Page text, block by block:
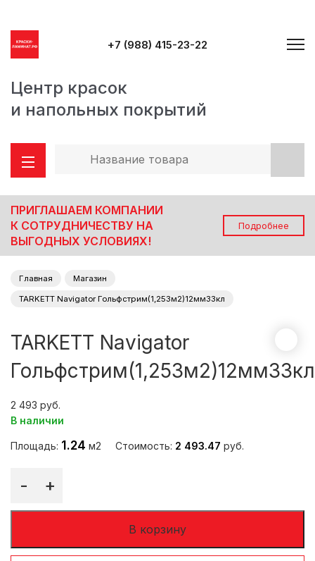
+7 (988) 415-23-22
Центр красок
и напольных покрытий
ПРИГЛАШАЕМ КОМПАНИИ
К СОТРУДНИЧЕСТВУ НА
ВЫГОДНЫХ УСЛОВИЯХ!
Подробнее
Главная Магазин
TARKETT Navigator Гольфстрим(1,253м2)12мм33кл
TARKETT Navigator
Гольфстрим(1,253м2)12мм33кл
2 493
В наличии
Площадь: 1.24 м2 Стоимость: 2 493.47 руб.
+
-
В корзину